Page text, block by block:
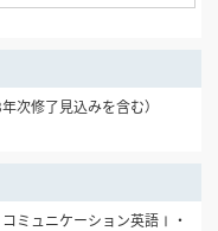
次修了見込みを含む）
ミュニケーション英語Ⅰ・